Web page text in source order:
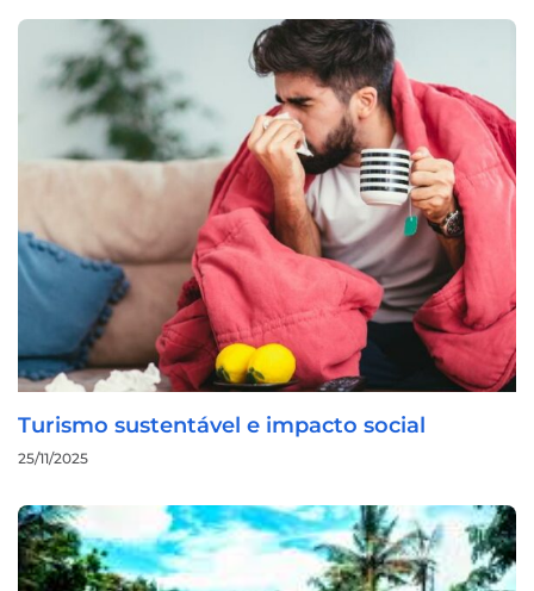
Turismo sustentável e impacto social
25/11/2025